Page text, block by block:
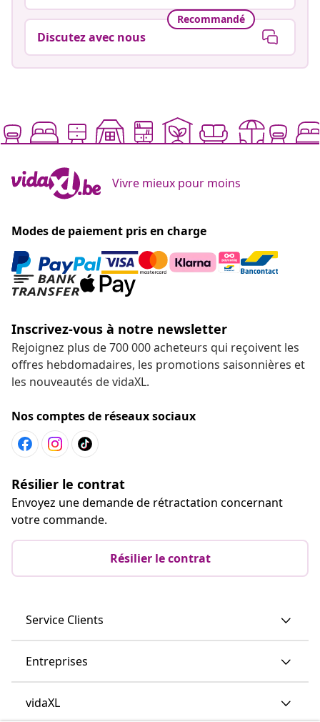
Recommandé
Discutez avec nous
Vivre mieux pour moins
Modes de paiement pris en charge
Inscrivez-vous à notre newsletter
Rejoignez plus de 700 000 acheteurs qui reçoivent les
offres hebdomadaires, les promotions saisonnières et
les nouveautés de vidaXL.
Nos comptes de réseaux sociaux
Résilier le contrat
Envoyez une demande de rétractation concernant
votre commande.
Résilier le contrat
Service Clients
Entreprises
vidaXL